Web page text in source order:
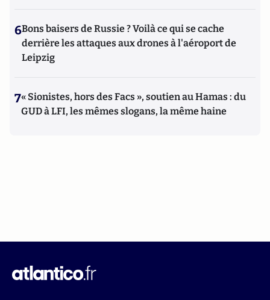
6Bons baisers de Russie ? Voilà ce qui se cache
derrière les attaques aux drones à l'aéroport de
Leipzig
7« Sionistes, hors des Facs », soutien au Hamas : du
GUD à LFI, les mêmes slogans, la même haine